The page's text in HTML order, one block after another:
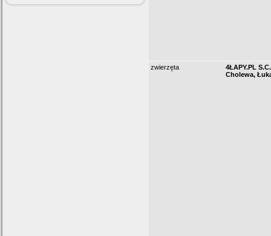
zwierzęta
4ŁAPY.PL
Cholewa,